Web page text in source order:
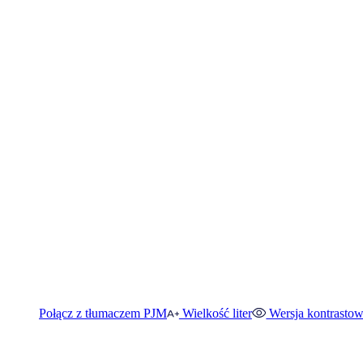
Połącz z tłumaczem PJM Wielkość liter Wersja